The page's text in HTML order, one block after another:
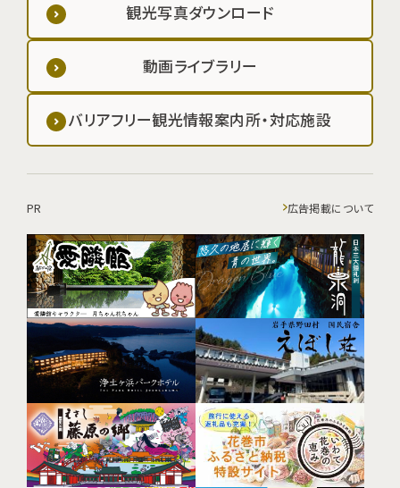
観光写真ダウンロード
動画ライブラリー
バリアフリー観光情報案内所・対応施設
PR 広告掲載について